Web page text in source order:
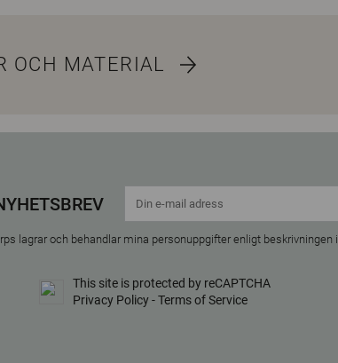
OCH MATERIAL
lagrar och behandlar mina personuppgifter enligt beskrivningen i
This site is protected by reCAPTCHA
Privacy Policy-Terms of Service